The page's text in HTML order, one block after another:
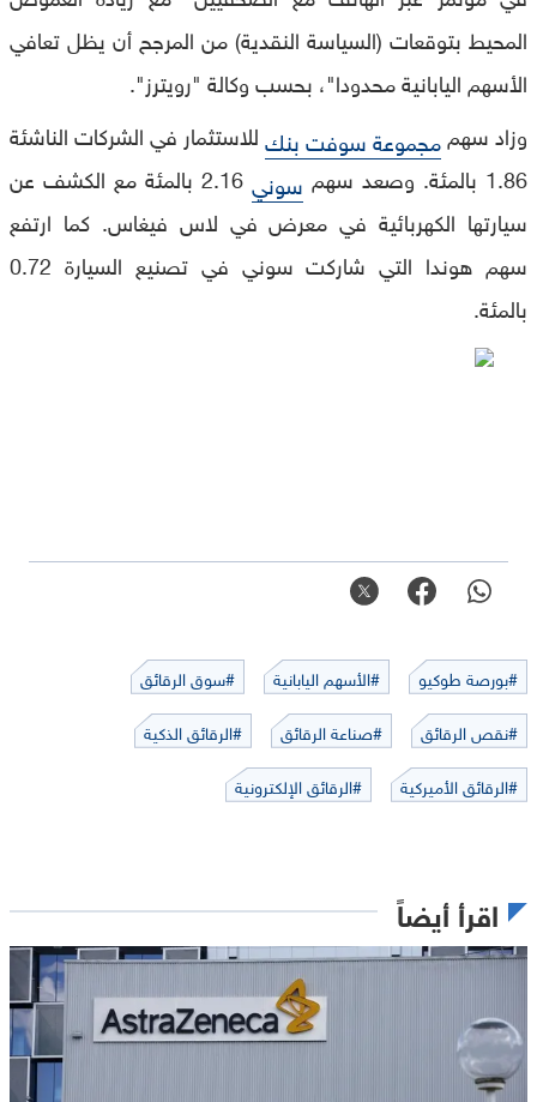
المحيط بتوقعات (السياسة النقدية) من المرجح أن يظل تعافي
الأسهم اليابانية محدودا"، بحسب وكالة "رويترز".
وزاد سهممجموعة سوفت بنكللاستثمار في الشركات الناشئة
1.86 بالمئة. وصعد سهم
سوني
2.16 بالمئة مع الكشف عن
سيارتها الكهربائية في معرض في لاس فيغاس. كما ارتفع
سهم هوندا التي شاركت سوني في تصنيع السيارة 0.72
بالمئة.
#بورصة طوكيو #الأسهم اليابانية
#سوق الرقائق
#نقص الرقائق
#صناعة الرقائق
#الرقائق الذكية
#الرقائق الأميركية
#الرقائق الإلكترونية
اقرأ أيضاً